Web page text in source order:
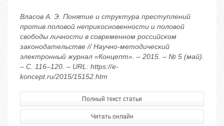
Власов А. Э. Понятие и структура преступлений
против половой неприкосновенности и половой
свободы личности в современном российском
законодательстве // Научно-методический
электронный журнал «Концепт». – 2015. – № 5 (май).
– С. 116–120. – URL: https://e-
koncept.ru/2015/15152.htm
Полный текст статьи
Читать онлайн